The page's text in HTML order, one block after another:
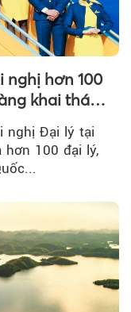
nghị hơn 100
khai thác
Quyến
nghị Đại lý tại
hơn 100 đại lý,